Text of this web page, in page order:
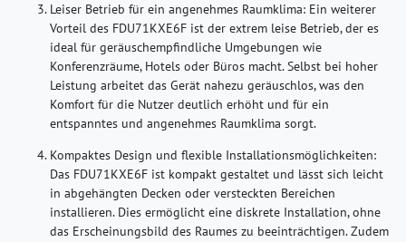
Leiser Betrieb für ein angenehmes Raumklima: Ein weiterer
Vorteil des FDU71KXE6F ist der extrem leise Betrieb, der es
ideal für geräuschempfindliche Umgebungen wie
Konferenzräume, Hotels oder Büros macht. Selbst bei hoher
Leistung arbeitet das Gerät nahezu geräuschlos, was den
Komfort für die Nutzer deutlich erhöht und für ein
entspanntes und angenehmes Raumklima sorgt.
Kompaktes Design und flexible Installationsmöglichkeiten:
Das FDU71KXE6F ist kompakt gestaltet und lässt sich leicht
in abgehängten Decken oder versteckten Bereichen
installieren. Dies ermöglicht eine diskrete Installation, ohne
das Erscheinungsbild des Raumes zu beeinträchtigen. Zudem